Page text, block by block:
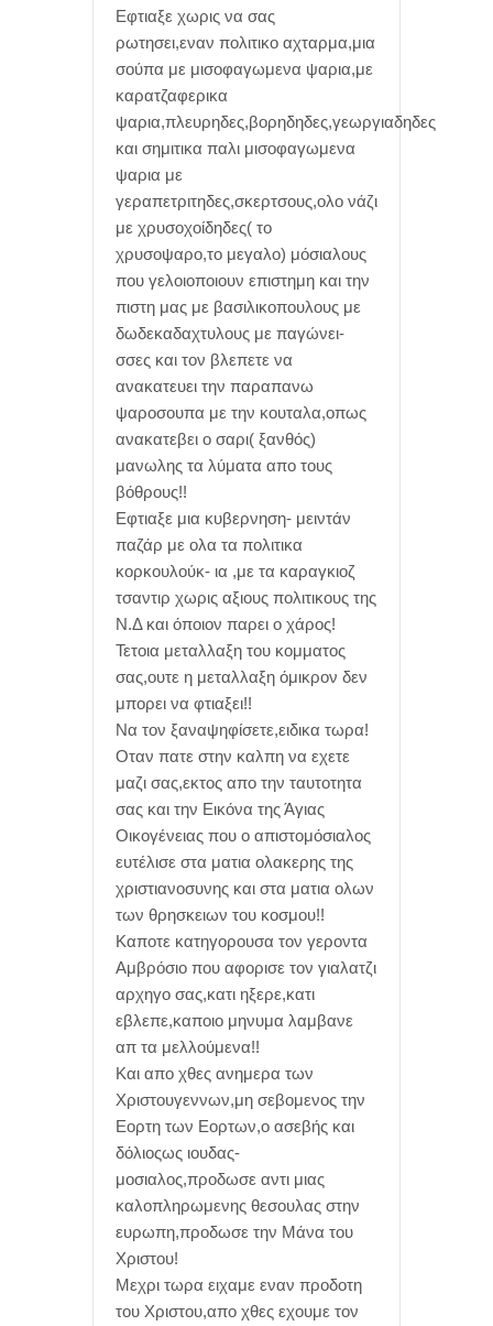
Εφτιαξε χωρις να σας
ρωτησει,εναν πολιτικο αχταρμα,μια
σούπα με μισοφαγωμενα ψαρια,με
καρατζαφερικα
ψαρια,πλευρηδες,βορηδηδες,γεωργιαδηδες
και σημιτικα παλι μισοφαγωμενα
ψαρια με
γεραπετριτηδες,σκερτσους,ολο νάζι
με χρυσοχοίδηδες( το
χρυσοψαρο,το μεγαλο) μόσιαλους
που γελοιοποιουν επιστημη και την
πιστη μας με βασιλικοπουλους με
δωδεκαδαχτυλους με παγώνει-
σσες και τον βλεπετε να
ανακατευει την παραπανω
ψαροσουπα με την κουταλα,οπως
ανακατεβει ο σαρι( ξανθός)
μανωλης τα λύματα απο τους
βόθρους!!
Εφτιαξε μια κυβερνηση- μειντάν
παζάρ με ολα τα πολιτικα
κορκουλούκ- ια ,με τα καραγκιοζ
τσαντιρ χωρις αξιους πολιτικους της
Ν.Δ και όποιον παρει ο χάρος!
Τετοια μεταλλαξη του κομματος
σας,ουτε η μεταλλαξη όμικρον δεν
μπορει να φτιαξει!!
Να τον ξαναψηφίσετε,ειδικα τωρα!
Οταν πατε στην καλπη να εχετε
μαζι σας,εκτος απο την ταυτοτητα
σας και την Εικόνα της Άγιας
Οικογένειας που ο απιστομόσιαλος
ευτέλισε στα ματια ολακερης της
χριστιανοσυνης και στα ματια ολων
των θρησκειων του κοσμου!!
Καποτε κατηγορουσα τον γεροντα
Αμβρόσιο που αφορισε τον γιαλατζι
αρχηγο σας,κατι ηξερε,κατι
εβλεπε,καποιο μηνυμα λαμβανε
απ τα μελλούμενα!!
Και απο χθες ανημερα των
Χριστουγεννων,μη σεβομενος την
Εορτη των Εορτων,ο ασεβής και
δόλιοςως ιουδας-
μοσιαλος,προδωσε αντι μιας
καλοπληρωμενης θεσουλας στην
ευρωπη,προδωσε την Μάνα του
Χριστου!
Μεχρι τωρα ειχαμε εναν προδοτη
του Χριστου,απο χθες εχουμε τον